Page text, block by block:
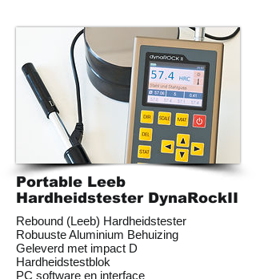
Portable Leeb
Hardheidstester DynaRockII
Rebound (Leeb) Hardheidstester
Robuuste Aluminium Behuizing
Geleverd met impact D
Hardheidstestblok
PC software en interface